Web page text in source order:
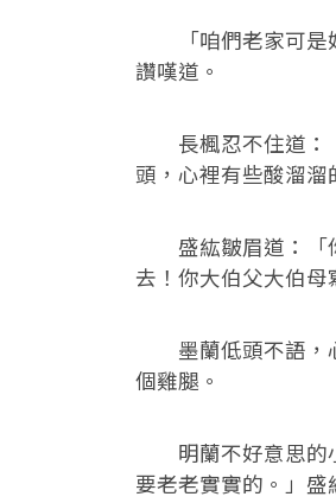
「咱們老家可是好
讚嘆道。
長楓忍不住道：「
頭，心裡有些酸溜溜
盛紘皺眉道：「你
去！你大伯父大伯母
墨蘭低頭不語，心
個雞腿。
明蘭不好意思的小
要老老實實的。」